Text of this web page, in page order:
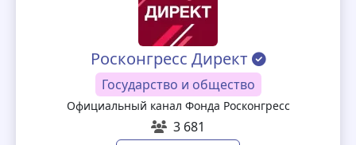
Росконгресс Директ
Государство и общество
Официальный канал Фонда Росконгресс
3 681